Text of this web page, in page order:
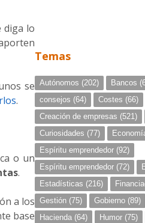
diga lo
se
.
o un
.
a los
base
Temas
Autónomos (202) Bancos
consejos (64) Costes (66)
Creación de empresas (521)
Curiosidades (77)
Espíritu emprendedor (92)
Espíritu emprendedor (72)
Estadísticas (216)
Gestión (75) Gobierno (89)
Hacienda (64) Humor (75)